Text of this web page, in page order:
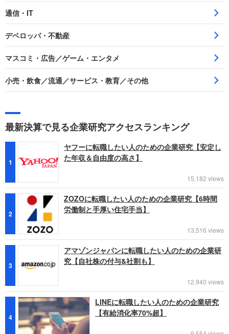
通信・IT
デベロッパ・不動産
マスコミ・広告／ゲーム・エンタメ
小売・飲食／流通／サービス・教育／その他
最新決算で見る企業研究アクセスランキング
1
ヤフーに転職したい人のための企業研究【安定し
た年収＆自由度の高さ】
15,182 views
2
ZOZOに転職したい人のための企業研究【6時間
労働制と手厚い住宅手当】
13,516 views
3
アマゾンジャパンに転職したい人のための企業研
究【自社株の付与&社割も】
12,940 views
4
LINEに転職したい人のための企業研究
【有給消化率70%超】